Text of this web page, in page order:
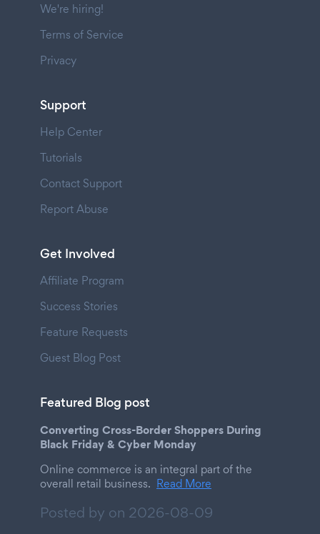
We're hiring!
Terms of Service
Privacy
Support
Help Center
Tutorials
Contact Support
Report Abuse
Get Involved
Affiliate Program
Success Stories
Feature Requests
Guest Blog Post
Featured Blog post
Converting Cross-Border Shoppers During
Black Friday & Cyber Monday
Online commerce is an integral part of the
overall retail business. Read More
Posted by on 2026-08-09